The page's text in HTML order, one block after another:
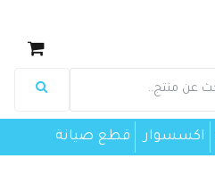
اكسسوار قطع صيانة